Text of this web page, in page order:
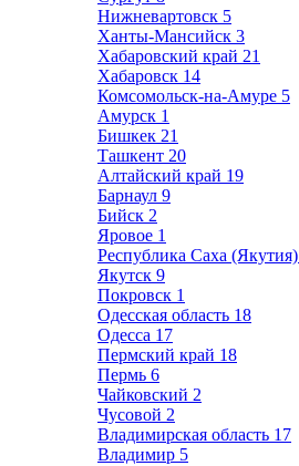
Нижневартовск 5
Ханты-Мансийск 3
Хабаровский край 21
Хабаровск 14
Комсомольск-на-Амуре 5
Амурск 1
Бишкек 21
Ташкент 20
Алтайский край 19
Барнаул 9
Бийск 2
Яровое 1
Республика Саха (Якутия)
Якутск 9
Покровск 1
Одесская область 18
Одесса 17
Пермский край 18
Пермь 6
Чайковский 2
Чусовой 2
Владимирская область 17
Владимир 5